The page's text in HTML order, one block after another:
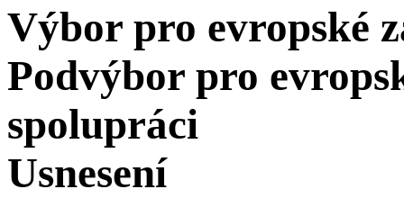
Výbor pro evropské
Podvýbor pro
spolupráci
Usnesení